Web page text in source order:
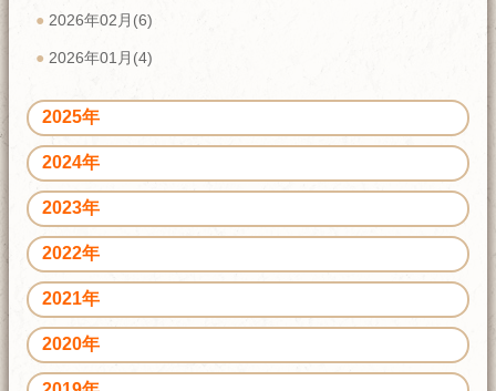
2026年02月(6)
2026年01月(4)
2025年
2024年
2023年
2022年
2021年
2020年